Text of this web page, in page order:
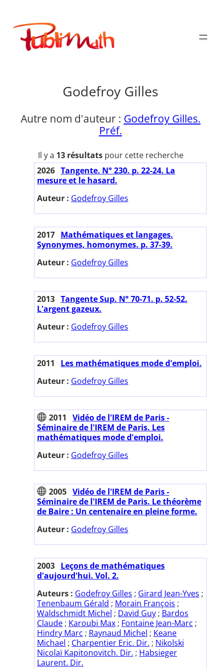
contenu
Publimath
Godefroy Gilles
Autre nom d'auteur : Godefroy Gilles.
Préf.
Il y a 13 résultatspour cette recherche
2026 Tangente. N° 230. p. 22-24. La
mesure et le hasard.
Auteur : Godefroy Gilles
2017 Mathématiques et langages.
Synonymes, homonymes. p. 37-39.
Auteur : Godefroy Gilles
2013 Tangente Sup. N° 70-71. p. 52-52.
L'argent gazeux.
Auteur : Godefroy Gilles
2011
Les mathématiques mode d'emploi.
Auteur : Godefroy Gilles
2011
Vidéo de l'IREM de Paris -
Séminaire de l'IREM de Paris. Les
mathématiques mode d'emploi.
Auteur : Godefroy Gilles
2005 Vidéo de l'IREM de Paris -
Séminaire de l'IREM de Paris. Le théorème
de Baire : Un centenaire en pleine forme.
Auteur : Godefroy Gilles
2003 Leçons de mathématiques
d'aujourd'hui. Vol. 2.
Auteurs : Godefroy Gilles ; Girard Jean-Yves ;
Tenenbaum Gérald ; Morain François ;
Waldschmidt Michel ; David Guy ; Bardos
Claude ; Karoubi Max ; Fontaine Jean-Marc ;
Hindry Marc ; Raynaud Michel ; Keane
Michael ; Charpentier Eric. Dir. ; Nikolski
Nicolaï Kapitonovitch. Dir. ; Habsieger
Laurent. Dir.